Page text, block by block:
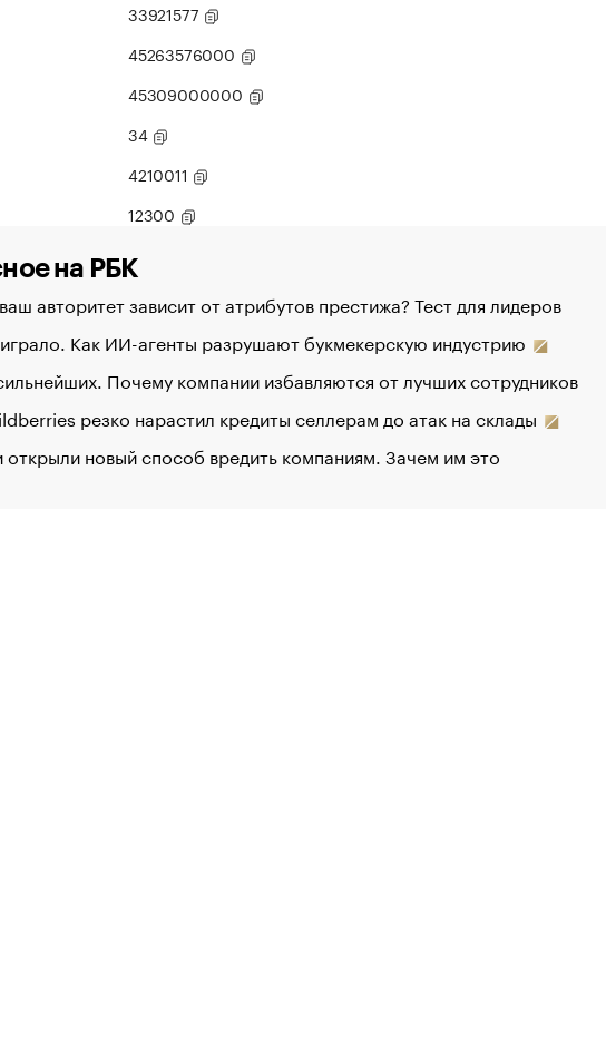
33921577
45263576000
45309000000
34
4210011
12300
на РБК
авторитет зависит от атрибутов престижа? Тест для лидеров
Как ИИ-агенты разрушают букмекерскую индустрию
Почему компании избавляются от лучших сотрудников
резко нарастил кредиты селлерам до атак на склады
открыли новый способ вредить компаниям. Зачем им это